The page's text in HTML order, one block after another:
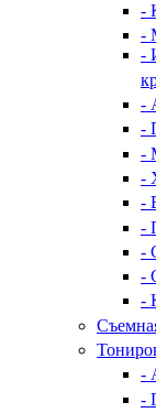
-
-
-
-
-
-
-
-
-
-
-
-
-
-